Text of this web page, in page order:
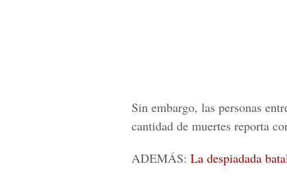
Sin embargo, las personas
cantidad de muertes reporta
ADEMÁS: La despiadada